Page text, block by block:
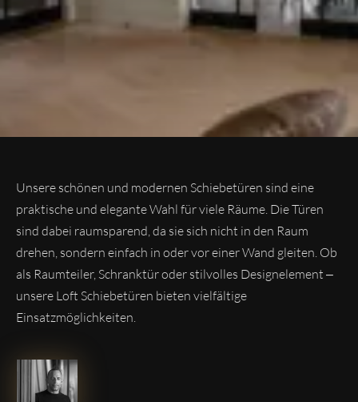
Unsere schönen und modernen Schiebetüren sind eine
praktische und elegante Wahl für viele Räume. Die Türen
sind dabei raumsparend, da sie sich nicht in den Raum
drehen, sondern einfach in oder vor einer Wand gleiten. Ob
als Raumteiler, Schranktür oder stilvolles Designelement –
unsere Loft Schiebetüren bieten vielfältige
Einsatzmöglichkeiten.